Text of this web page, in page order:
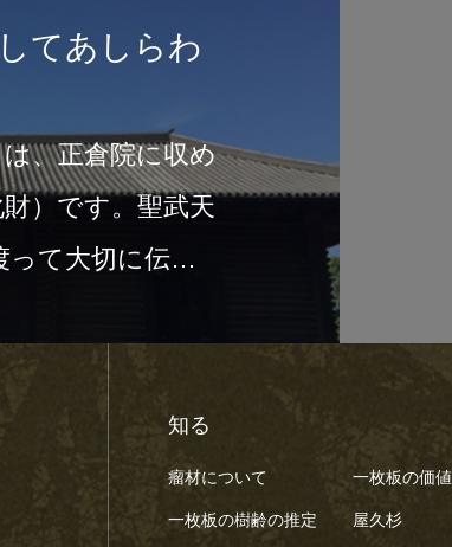
てあしらわ
、正倉院に収め
）です。聖武天
って大切に伝え
知る
瘤材について 一枚板の価値
一枚板の樹齢の推定 屋久杉